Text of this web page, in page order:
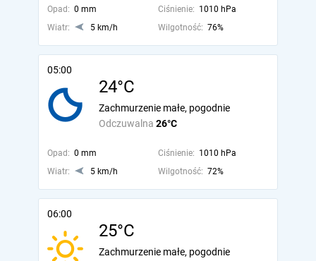
Opad: 0 mm Ciśnienie: 1010 hPa
Wiatr:
5 km/h Wilgotność: 76%
05:00
24°C
Odczuwalna 26°C
Zachmurzenie małe, pogodnie
Opad: 0 mm Ciśnienie: 1010 hPa
Wiatr:
5 km/h Wilgotność: 72%
06:00
25°C
Zachmurzenie małe, pogodnie